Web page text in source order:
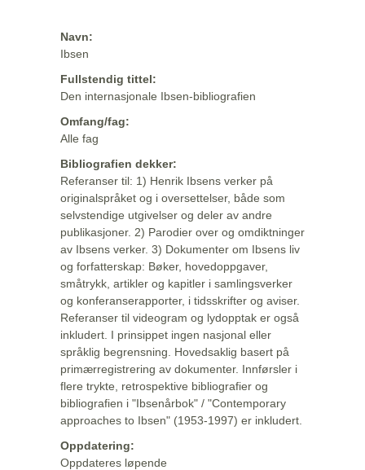
Navn:
Ibsen
Fullstendig tittel:
Den internasjonale Ibsen-bibliografien
Omfang/fag:
Alle fag
Bibliografien dekker:
Referanser til: 1) Henrik Ibsens verker på
originalspråket og i oversettelser, både som
selvstendige utgivelser og deler av andre
publikasjoner. 2) Parodier over og omdiktninger
av Ibsens verker. 3) Dokumenter om Ibsens liv
og forfatterskap: Bøker, hovedoppgaver,
småtrykk, artikler og kapitler i samlingsverker
og konferanserapporter, i tidsskrifter og aviser.
Referanser til videogram og lydopptak er også
inkludert. I prinsippet ingen nasjonal eller
språklig begrensning. Hovedsaklig basert på
primærregistrering av dokumenter. Innførsler i
flere trykte, retrospektive bibliografier og
bibliografien i "Ibsenårbok" / "Contemporary
approaches to Ibsen" (1953-1997) er inkludert.
Oppdatering:
Oppdateres løpende